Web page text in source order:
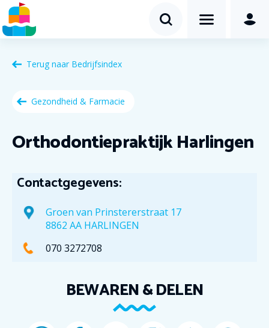
Terug naar Bedrijfsindex
Gezondheid & Farmacie
Orthodontiepraktijk Harlingen
Contactgegevens:
Groen van Prinstererstraat 17
8862 AA HARLINGEN
070 3272708
BEWAREN & DELEN